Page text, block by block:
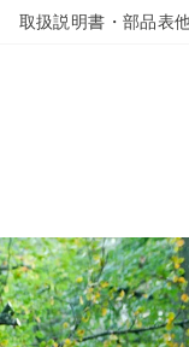
取扱説明書・部品表